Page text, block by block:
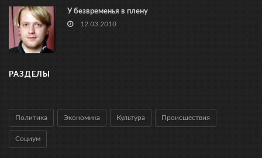
У безвременья в плену
12.03.2010
РАЗДЕЛЫ
Политика Экономика Культура Происшествия
Социум